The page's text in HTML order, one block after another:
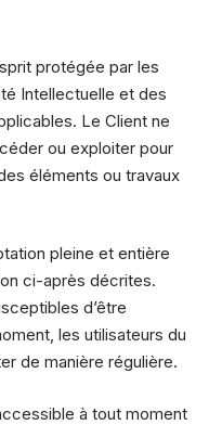
protégée par les
Intellectuelle et des
Le Client ne
ou exploiter pour
éléments ou travaux
pleine et entière
ci-après décrites.
d’être
les utilisateurs du
de manière régulière.
à tout moment